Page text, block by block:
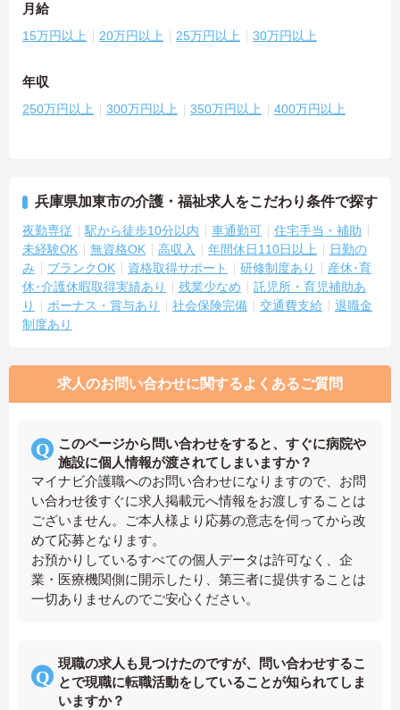
月給
15万円以上 20万円以上 25万円以上 30万円以上
年収
250万円以上 300万円以上 350万円以上 400万円以上
兵庫県加東市の介護・福祉求人をこだわり条件で探す
夜勤専従 駅から徒歩10分以内 車通勤可
住宅手当・補助
未経験OK
無資格OK 高収入 年間休日110日以上
日勤の
み
ブランクOK 資格取得サポート 研修制度あり
産休･育
休･介護休暇取得実績あり
残業少なめ
託児所・育児補助あ
り
ボーナス・賞与あり 社会保険完備 交通費支給
退職金
制度あり
求人のお問い合わせに関するよくあるご質問
このページから問い合わせをすると、すぐに病院や
施設に個人情報が渡されてしまいますか？
マイナビ介護職へのお問い合わせになりますので、お問
い合わせ後すぐに求人掲載元へ情報をお渡しすることは
ございません。ご本人様より応募の意志を伺ってから改
めて応募となります。
お預かりしているすべての個人データは許可なく、企
業・医療機関側に開示したり、第三者に提供することは
一切ありませんのでご安心ください。
現職の求人も見つけたのですが、問い合わせするこ
とで現職に転職活動をしていることが知られてしま
いますか？